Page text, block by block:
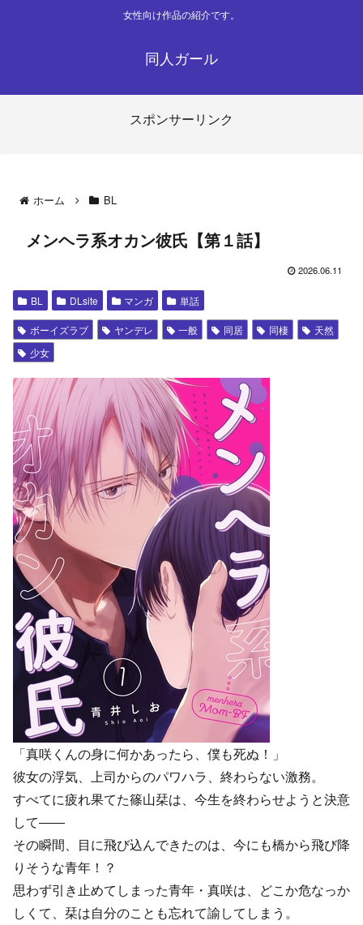
女性向け作品の紹介です。
同人ガール
スポンサーリンク
ホーム BL
メンヘラ系オカン彼氏【第１話】
2026.06.11
BL DLsite マンガ 単話
ボーイズラブ ヤンデレ 一般 同居 同棲
天然
少女
「真咲くんの身に何かあったら、僕も死ぬ！」
彼女の浮気、上司からのパワハラ、終わらない激務。
すべてに疲れ果てた篠山栞は、今生を終わらせようと決意
して――
その瞬間、目に飛び込んできたのは、今にも橋から飛び降
りそうな青年！？
思わず引き止めてしまった青年・真咲は、どこか危なっか
しくて、栞は自分のことも忘れて諭してしまう。